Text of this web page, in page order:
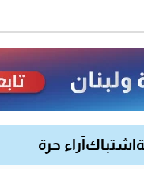
اشتباك آراء حرة